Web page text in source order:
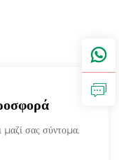
σας σύντομα.